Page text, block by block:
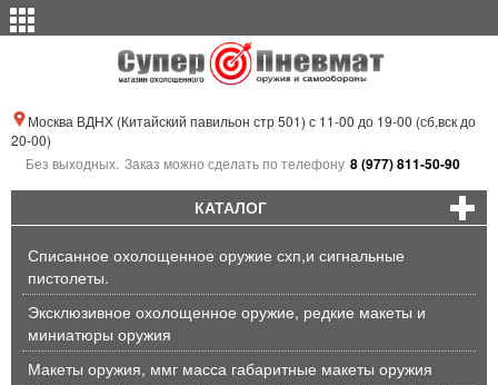
Москва ВДНХ (Китайский павильон стр 501) с 11-00 до 19-00 (сб,вск до
20-00)
Без выходных. Заказ можно сделать по телефону 8 (977) 811-50-90
КАТАЛОГ
Списанное охолощенное оружие схп,и сигнальные
пистолеты.
Эксклюзивное охолощенное оружие, редкие макеты и
миниатюры оружия
Макеты оружия, ммг масса габаритные макеты оружия